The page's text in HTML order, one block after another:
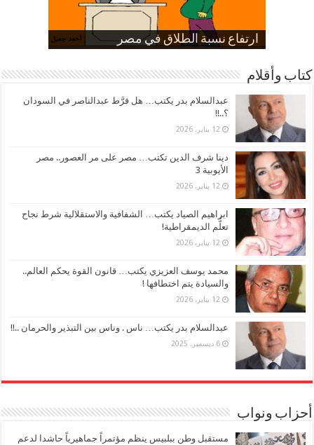
الناموس و أنواع الحشرات
الموظفين بعد ارتفاع الأسعار
ارتفاع نسبة الطلاق في مصر
صورة كاركاتيرية
صورة كاركاتيرية
كتاب وأقلام
عبدالسلام بدر يكتب… هل فرَّط عبدالناصر في السودان
؟..!!
12 يناير، 2026
دينا شرف الدين تكتب… مصر على مر العصور.. مصر
الأيوبية 3
12 يناير، 2026
ابراهيم الصياد يكتب… الشفافية والاستقلالية شرط نجاح
تعلُّم الديمقراطية!
12 يناير، 2026
محمد يوسف العزيزي يكتب… قانون القوة يحكم العالم..
والسيادة يتم اختطافها !
12 يناير، 2026
عبدالسلام بدر يكتب… ناس . وناس بين التبذير والحرمان ..!!
6 ديسمبر، 2025
أحزاب ونواب
مستقبل وطن ببلبيس ينظم مؤتمراً جماهيرياً حاشدا لدعم